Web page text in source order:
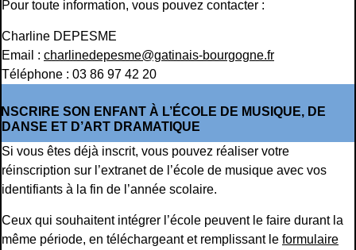
Pour toute information, vous pouvez contacter :
Charline DEPESME
Email : charlinedepesme@gatinais-bourgogne.fr
Téléphone : 03 86 97 42 20
SON ENFANT À L’ÉCOLE DE MUSIQUE, DE
DANSE ET D’ART DRAMATIQUE
Si vous êtes déjà inscrit, vous pouvez réaliser votre
réinscription sur l’extranet de l’école de musique avec vos
identifiants à la fin de l’année scolaire.
Ceux qui souhaitent intégrer l’école peuvent le faire durant la
même période, en téléchargeant et remplissant le formulaire